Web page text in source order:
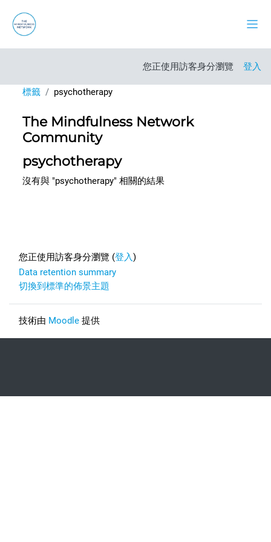
您正使用訪客身分瀏覽 登入
標籤 psychotherapy
The Mindfulness Network
Community
psychotherapy
沒有與 "psychotherapy" 相關的結果
您正使用訪客身分瀏覽 (登入)
Data retention summary
切換到標準的佈景主題
技術由 Moodle 提供